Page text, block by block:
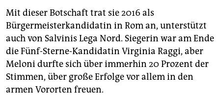
Mit dieser Botschaft trat sie 2016 als
Bürgermeisterkandidatin in Rom an, unterstützt
auch von Salvinis Lega Nord. Siegerin war am Ende
die Fünf-Sterne-Kandidatin Virginia Raggi, aber
Meloni durfte sich über immerhin 20 Prozent der
Stimmen, über große Erfolge vor allem in den
armen Vororten freuen.